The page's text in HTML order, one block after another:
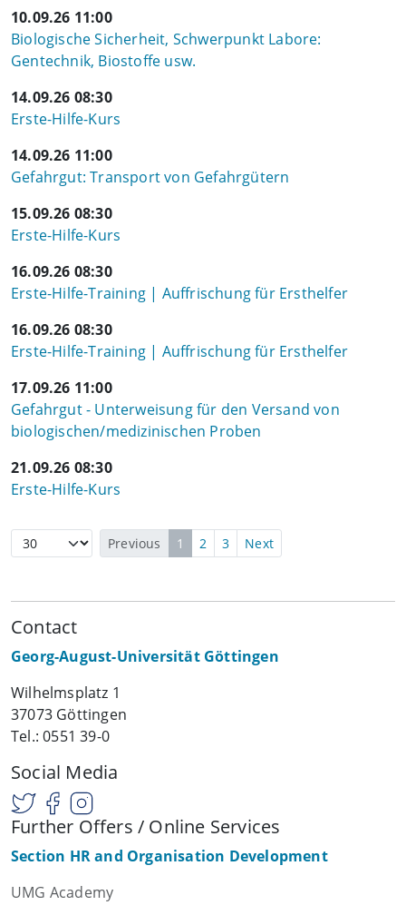
10.09.26 11:00
Biologische Sicherheit, Schwerpunkt Labore:
Gentechnik, Biostoffe usw.
14.09.26 08:30
Erste-Hilfe-Kurs
14.09.26 11:00
Gefahrgut: Transport von Gefahrgütern
15.09.26 08:30
Erste-Hilfe-Kurs
16.09.26 08:30
Erste-Hilfe-Training | Auffrischung für Ersthelfer
16.09.26 08:30
Erste-Hilfe-Training | Auffrischung für Ersthelfer
17.09.26 11:00
Gefahrgut - Unterweisung für den Versand von
biologischen/medizinischen Proben
21.09.26 08:30
Erste-Hilfe-Kurs
Previous 1 2 3 Next
Contact
Georg-August-Universität Göttingen
Wilhelmsplatz 1
37073 Göttingen
Tel.: 0551 39-0
Social Media
Further Offers / Online Services
Section HR and Organisation Development
UMG Academy